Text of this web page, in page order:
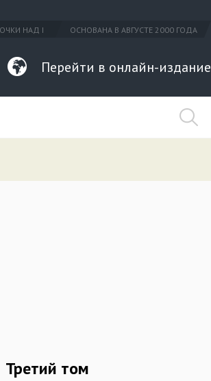
НАД I ОСНОВАНА В АВГУСТЕ 2000 ГОДА
Перейти в онлайн-издание
Третий том